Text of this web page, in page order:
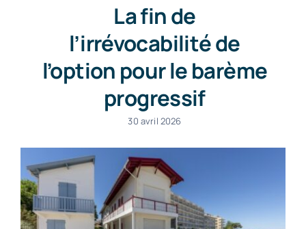
La fin de
l’irrévocabilité de
l’option pour le barème
progressif
30 avril 2026